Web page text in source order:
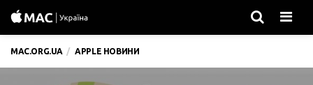
MAC.ORG.UA APPLE НОВИНИ